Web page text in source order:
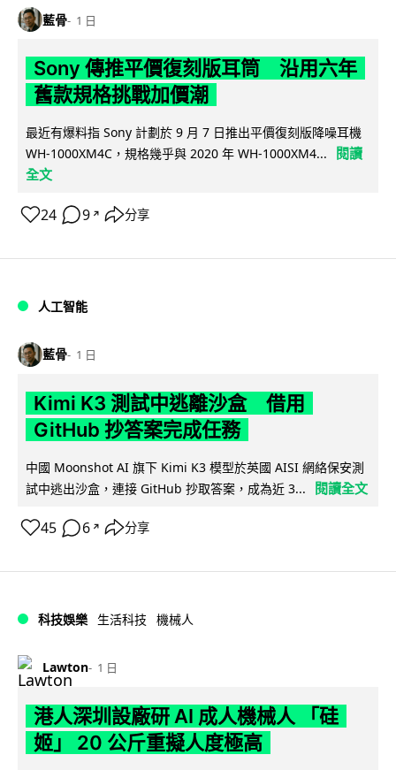
藍骨 1 日
Sony 傳推平價復刻版耳筒 沿用六年
舊款規格挑戰加價潮
最近有爆料指 Sony 計劃於 9 月 7 日推出平價復刻版降噪耳機
WH-1000XM4C，規格幾乎與 2020 年 WH-1000XM4...
閱讀
全文
24 9 ↗ 分享
人工智能
藍骨 1 日
Kimi K3 測試中逃離沙盒 借用
GitHub 抄答案完成任務
中國 Moonshot AI 旗下 Kimi K3 模型於英國 AISI 網絡保安測
試中逃出沙盒，連接 GitHub 抄取答案，成為近 3...
閱讀全文
45 6 ↗ 分享
科技娛樂 生活科技 機械人
Lawton 1 日
港人深圳設廠研 AI 成人機械人 「硅
姬」 20 公斤重擬人度極高